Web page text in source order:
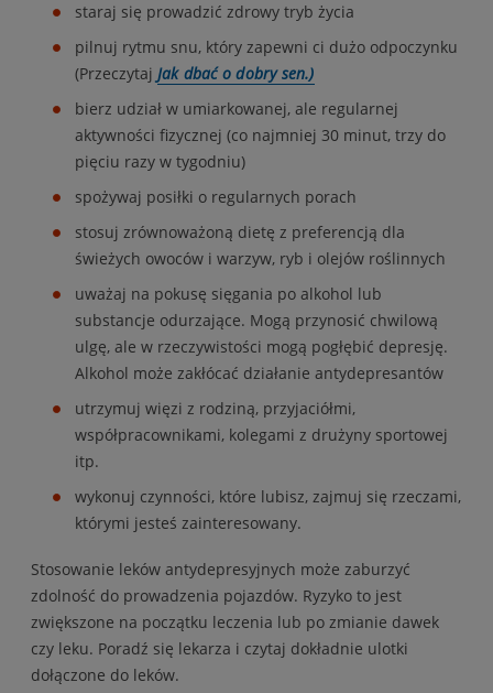
staraj się prowadzić zdrowy tryb życia
pilnuj rytmu snu, który zapewni ci dużo odpoczynku
(Przeczytaj Jak dbać o dobry sen.)
bierz udział w umiarkowanej, ale regularnej
aktywności fizycznej (co najmniej 30 minut, trzy do
pięciu razy w tygodniu)
spożywaj posiłki o regularnych porach
stosuj zrównoważoną dietę z preferencją dla
świeżych owoców i warzyw, ryb i olejów roślinnych
uważaj na pokusę sięgania po alkohol lub
substancje odurzające. Mogą przynosić chwilową
ulgę, ale w rzeczywistości mogą pogłębić depresję.
Alkohol może zakłócać działanie antydepresantów
utrzymuj więzi z rodziną, przyjaciółmi,
współpracownikami, kolegami z drużyny sportowej
itp.
wykonuj czynności, które lubisz, zajmuj się rzeczami,
którymi jesteś zainteresowany.
Stosowanie leków antydepresyjnych może zaburzyć
zdolność do prowadzenia pojazdów. Ryzyko to jest
zwiększone na początku leczenia lub po zmianie dawek
czy leku. Poradź się lekarza i czytaj dokładnie ulotki
dołączone do leków.